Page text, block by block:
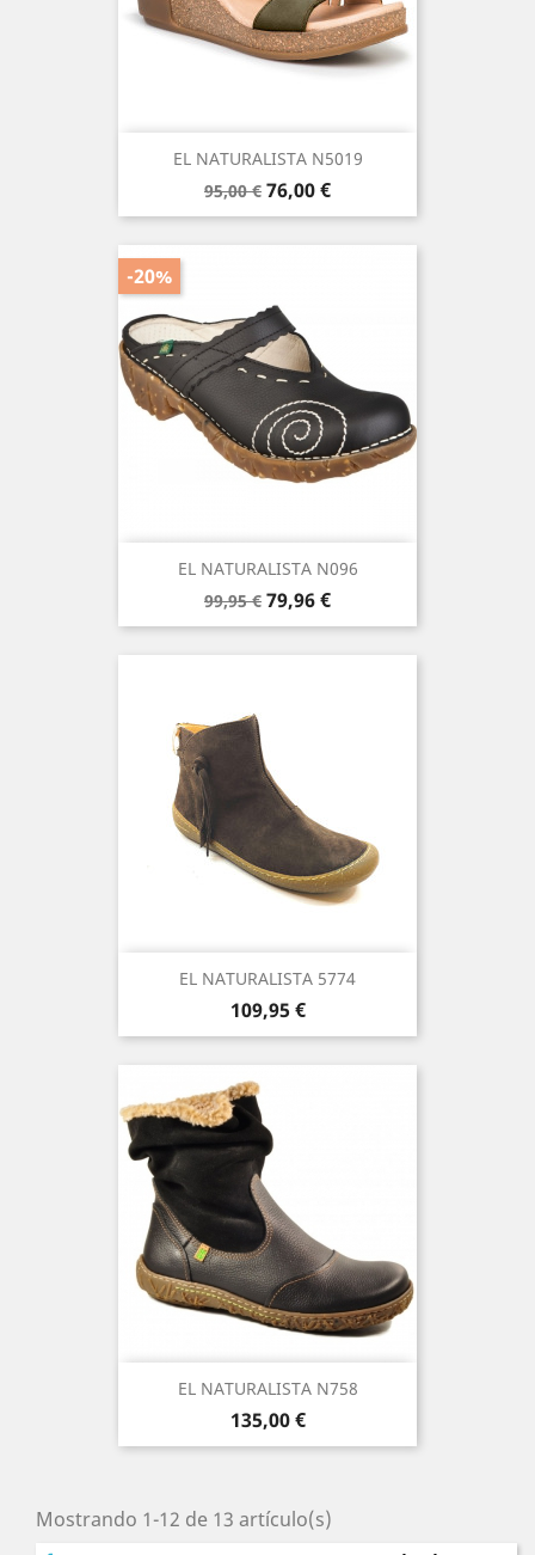
EL NATURALISTA N5019
Precio
base
95,00 € Precio
76,00 €
EL NATURALISTA N096
Precio
base
99,95 € Precio
79,96 €
-20%
EL NATURALISTA 5774
Precio
109,95 €
EL NATURALISTA N758
Precio
135,00 €
Mostrando 1-12 de 13 artículo(s)